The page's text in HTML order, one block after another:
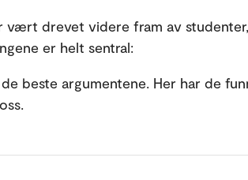
drevet videre fram av
er helt sentral:
beste argumentene. Her har de